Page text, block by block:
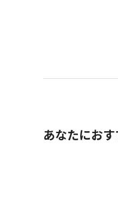
あなたにお